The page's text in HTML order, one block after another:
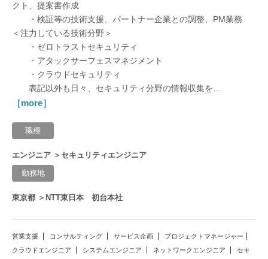
岩手県
秋田県
神奈川県
DX
クト、提案書作成
・検証等の技術支援、パートナー企業との調整、PM業務
＜注力している技術分野＞
・ゼロトラストセキュリティ
・アタックサーフェスマネジメント
・クラウドセキュリティ
表記以外も日々、セキュリティ分野の情報収集を…
［more］
職種
エンジニア ＞セキュリティエンジニア
勤務地
東京都 ＞NTT東日本 初台本社
営業支援 コンサルティング サービス企画
プロジェクトマネージャー
クラウドエンジニア
システムエンジニア ネットワークエンジニア
セキ